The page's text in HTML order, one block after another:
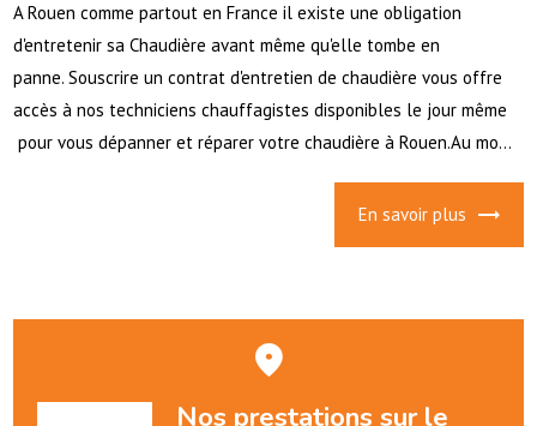
A Rouen comme partout en France il existe une obligation
d'entretenir sa Chaudière avant même qu'elle tombe en
panne. Souscrire un contrat d'entretien de chaudière vous offre
accès à nos techniciens chauffagistes disponibles le jour même
pour vous dépanner et réparer votre chaudière à Rouen.Au mo...
En savoir plus
Nos prestations sur le